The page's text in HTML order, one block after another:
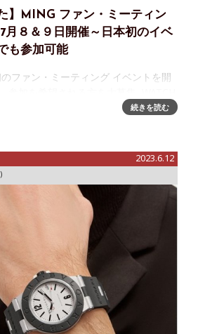
】MING ファン・ミーティン
月８＆９日開催～日本初のイベ
も参加可能
ファン・ミーティング イベントを開
、日本で初めてMINGを大きく取り上
続きを読む
2023.6.12